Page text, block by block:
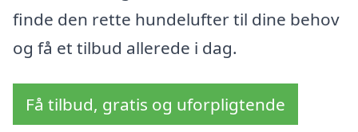
finde den rette hundelufter til dine behov
og få et tilbud allerede i dag.
Få tilbud, gratis og uforpligtende